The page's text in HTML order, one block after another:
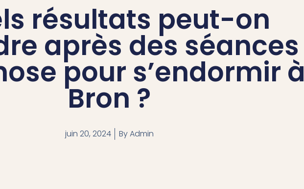
LE STRESS
POIDS
résultats peut-on
après des séances
pour s’endormir à
Bron ?
juin 20, 2024 ByAdmin